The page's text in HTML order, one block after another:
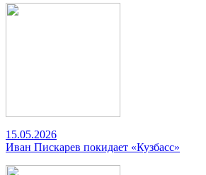
15.05.2026
Иван Пискарев покидает «Кузбасс»